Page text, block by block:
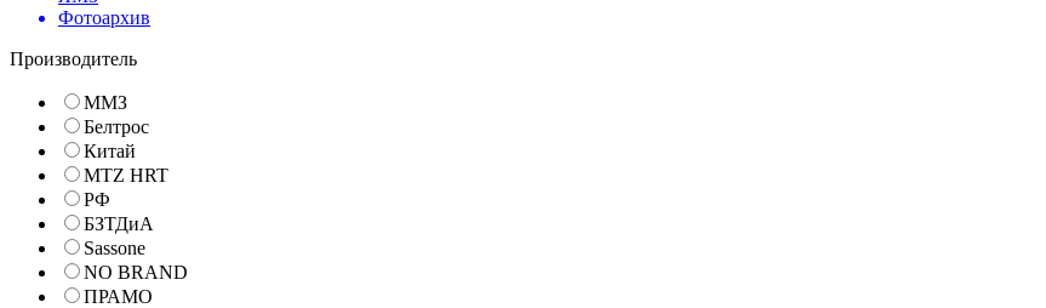
Фотоархив
Производитель
ММЗ
Белтрос
Китай
MTZ HRT
РФ
БЗТДиА
Sassone
NO BRAND
ПРАМО